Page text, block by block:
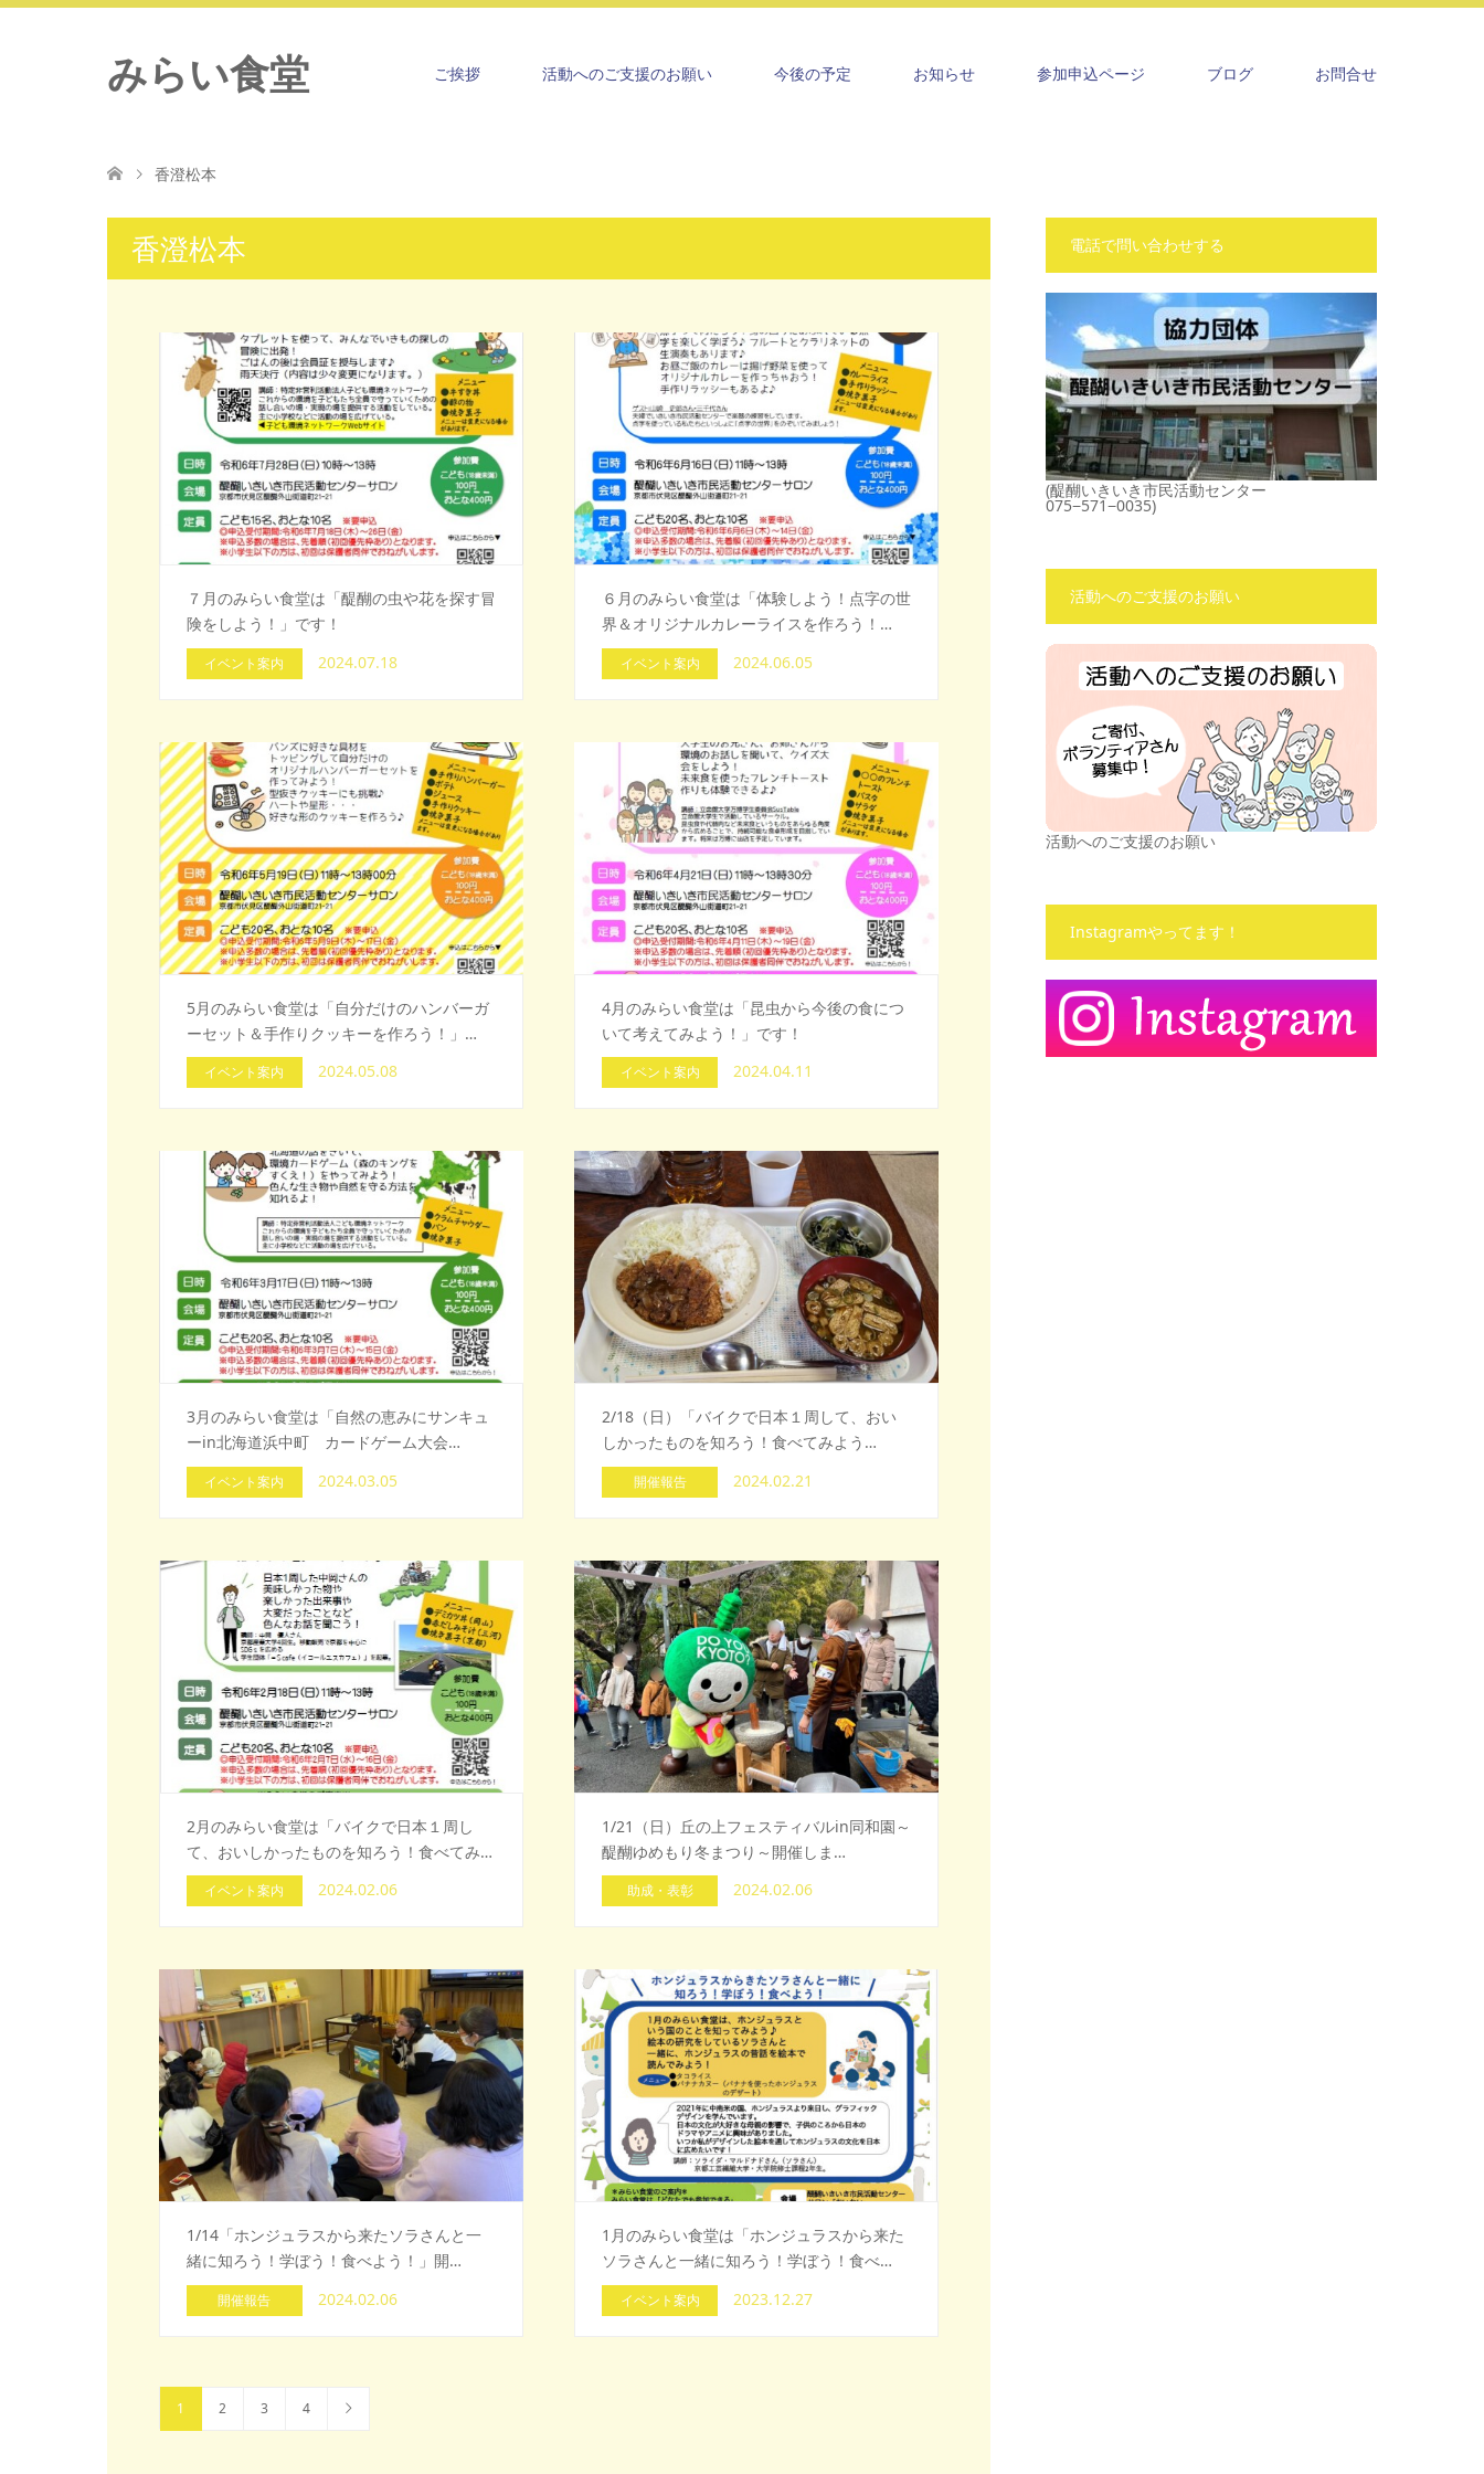
みらい食堂 ご挨拶 活動へのご支援のお願い 今後の予定 お知らせ 参加申込ページ ブログ お問合せ
香澄松本
香澄松本
７月のみらい食堂は「醍醐の虫や花を探す冒
険をしよう！」です！
イベント案内 2024.07.18
６月のみらい食堂は「体験しよう！点字の世
界＆オリジナルカレーライスを作ろう！…
イベント案内 2024.06.05
5月のみらい食堂は「自分だけのハンバーガ
ーセット＆手作りクッキーを作ろう！」…
イベント案内 2024.05.08
4月のみらい食堂は「昆虫から今後の食につ
いて考えてみよう！」です！
イベント案内 2024.04.11
3月のみらい食堂は「自然の恵みにサンキュ
ーin北海道浜中町 カードゲーム大会…
イベント案内 2024.03.05
2/18（日）「バイクで日本１周して、おい
しかったものを知ろう！食べてみよう…
開催報告 2024.02.21
2月のみらい食堂は「バイクで日本１周し
て、おいしかったものを知ろう！食べてみ…
イベント案内 2024.02.06
1/21（日）丘の上フェスティバルin同和園～
醍醐ゆめもり冬まつり～開催しま…
助成・表彰 2024.02.06
1/14「ホンジュラスから来たソラさんと一
緒に知ろう！学ぼう！食べよう！」開…
開催報告 2024.02.06
1月のみらい食堂は「ホンジュラスから来た
ソラさんと一緒に知ろう！学ぼう！食べ…
イベント案内 2023.12.27
1 2 3 4
電話で問い合わせする
(醍醐いきいき市民活動センター
075−571−0035)
活動へのご支援のお願い
活動へのご支援のお願い
Instagramやってます！